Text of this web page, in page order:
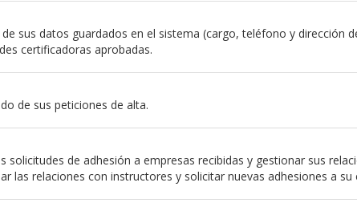
sus datos guardados en el sistema (cargo, teléfono y dirección
certificadoras aprobadas.
de sus peticiones de alta.
de adhesión a empresas recibidas y gestionar sus
las relaciones con instructores y solicitar nuevas adhesiones a su